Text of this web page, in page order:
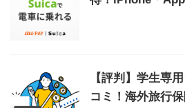
【評判】学生専
コミ！海外旅行